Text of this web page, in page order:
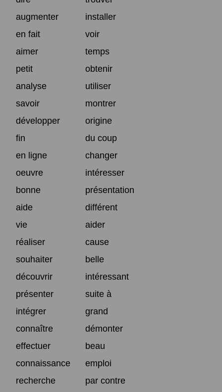
augmenter
installer
en fait
voir
aimer
temps
petit
obtenir
analyse
utiliser
savoir
montrer
développer
origine
fin
du coup
en ligne
changer
oeuvre
intéresser
bonne
présentation
aide
différent
vie
aider
réaliser
cause
souhaiter
belle
découvrir
intéressant
présenter
suite à
intégrer
grand
connaître
démonter
effectuer
beau
connaissance
emploi
recherche
par contre